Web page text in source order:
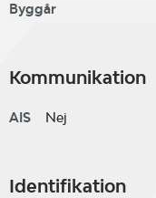
Byggår
Kommunikation
AIS Nej
Identifikation